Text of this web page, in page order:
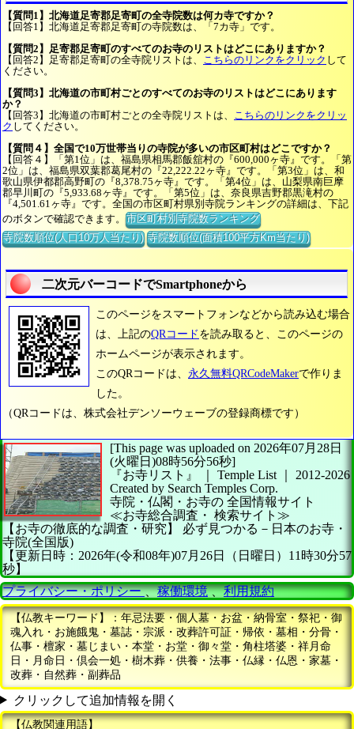
【質問1】北海道足寄郡足寄町の全寺院数は何カ寺ですか？
【回答1】北海道足寄郡足寄町の寺院数は、「7カ寺」です。
【質問2】足寄郡足寄町のすべてのお寺のリストはどこにありますか？
【回答2】足寄郡足寄町の全寺院リストは、
こちらのリンクをクリック して
ください。
【質問3】北海道の市町村ごとのすべてのお寺のリストはどこにあります
か？
【回答3】北海道の市町村ごとの全寺院リストは、
こちらのリンクをクリッ
ク してください。
【質問４】全国で10万世帯当りの寺院が多いの市区町村はどこですか？
【回答４】「第1位」は、福島県相馬郡飯舘村の『600,000ヶ寺』です。「第
2位」は、福島県双葉郡葛尾村の『22,222.22ヶ寺』です。「第3位」は、和
歌山県伊都郡高野町の『8,378.75ヶ寺』です。「第4位」は、山梨県南巨摩
郡早川町の『5,933.68ヶ寺』です。「第5位」は、奈良県吉野郡黒滝村の
『4,501.61ヶ寺』です。全国の市区町村県別寺院ランキングの詳細は、下記
のボタンで確認できます。市区町村別寺院数ランキング
寺院数順位(人口10万人当たり) 寺院数順位(面積100平方Km当たり)
二次元バーコードでSmartphoneから
このページをスマートフォンなどから読み込む場合
は、上記のQRコード を読み取ると、このページの
ホームページが表示されます。
このQRコードは、 永久無料QRCodeMakerで作りま
した。
（QRコードは、株式会社デンソーウェーブの登録商標です）
[This page was uploaded on 2026年07月28日
(火曜日)08時56分56秒]
『お寺リスト』 ｜ Temple List
2012-2026
Created by Search Temples Corp.
寺院・仏閣・お寺の 全国情報サイト
≪お寺総合調査・ 検索サイト≫
【お寺の徹底的な調査・研究】
必ず見つかる－日本のお寺・
寺院(全国版)
【更新日時：2026年(令和08年)07月26日（日曜日）11時30分57
秒】
プライバシー・ポリシー、稼働環境、利用規約
【仏教キーワード】：年忌法要・個人墓・お盆・納骨室・祭祀・御
魂入れ・お施餓鬼・墓誌・宗派・改葬許可証・帰依・墓相・分骨・
仏事・檀家・墓じまい・本堂・お堂・御々堂・角柱塔婆・祥月命
日・月命日・倶会一処・樹木葬・供養・法事・仏縁・仏恩・家墓・
改葬・自然葬・副葬品
クリックして追加情報を開く
【仏教関連用語】